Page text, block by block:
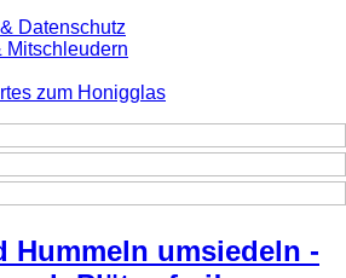
Datenschutz
Mitschleudern
zum Honigglas
Hummeln umsiedeln -